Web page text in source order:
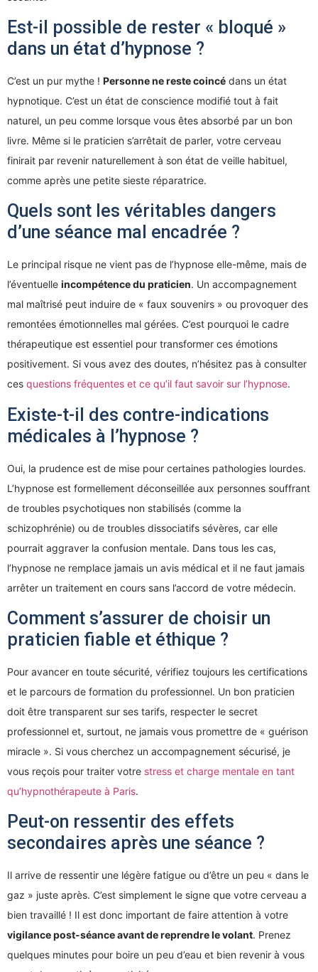
Est-il possible de rester « bloqué »
dans un état d’hypnose ?
C’est un pur mythe ! Personne ne reste coincé dans un état
hypnotique. C’est un état de conscience modifié tout à fait
naturel, un peu comme lorsque vous êtes absorbé par un bon
livre. Même si le praticien s’arrêtait de parler, votre cerveau
finirait par revenir naturellement à son état de veille habituel,
comme après une petite sieste réparatrice.
Quels sont les véritables dangers
d’une séance mal encadrée ?
Le principal risque ne vient pas de l’hypnose elle-même, mais de
l’éventuelle incompétence du praticien. Un accompagnement
mal maîtrisé peut induire de « faux souvenirs » ou provoquer des
remontées émotionnelles mal gérées. C’est pourquoi le cadre
thérapeutique est essentiel pour transformer ces émotions
positivement. Si vous avez des doutes, n’hésitez pas à consulter
ces questions fréquentes et ce qu’il faut savoir sur l’hypnose.
Existe-t-il des contre-indications
médicales à l’hypnose ?
Oui, la prudence est de mise pour certaines pathologies lourdes.
L’hypnose est formellement déconseillée aux personnes souffrant
de troubles psychotiques non stabilisés (comme la
schizophrénie) ou de troubles dissociatifs sévères, car elle
pourrait aggraver la confusion mentale. Dans tous les cas,
l’hypnose ne remplace jamais un avis médical et il ne faut jamais
arrêter un traitement en cours sans l’accord de votre médecin.
Comment s’assurer de choisir un
praticien fiable et éthique ?
Pour avancer en toute sécurité, vérifiez toujours les certifications
et le parcours de formation du professionnel. Un bon praticien
doit être transparent sur ses tarifs, respecter le secret
professionnel et, surtout, ne jamais vous promettre de « guérison
miracle ». Si vous cherchez un accompagnement sécurisé, je
vous reçois pour traiter votre stress et charge mentale en tant
qu’hypnothérapeute à Paris.
Peut-on ressentir des effets
secondaires après une séance ?
Il arrive de ressentir une légère fatigue ou d’être un peu « dans le
gaz » juste après. C’est simplement le signe que votre cerveau a
bien travaillé ! Il est donc important de faire attention à votre
vigilance post-séance avant de reprendre le volant. Prenez
quelques minutes pour boire un peu d’eau et bien revenir à vous